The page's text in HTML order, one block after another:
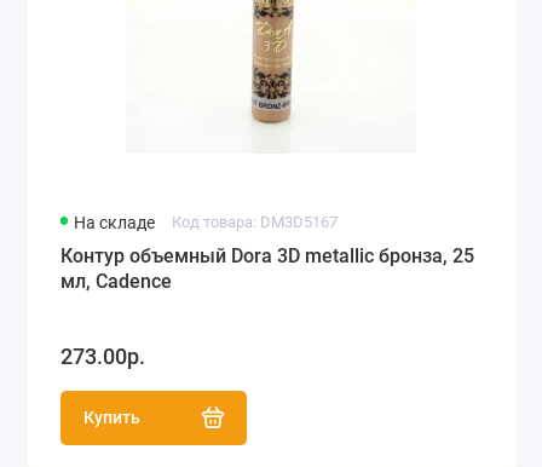
Пудра Эффект бархата (73)
Фацетный лак Viva Facetten Lack для
объемных трещин (21)
На складе Код товара: DM3D5167
Контур объемный Dora 3D metallic бронза, 25
мл, Cadence
273.00р.
Купить